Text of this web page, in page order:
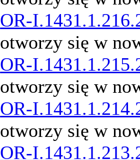
OR-
otworzy się w
OR-
otworzy się w
OR-
otworzy się w
OR-